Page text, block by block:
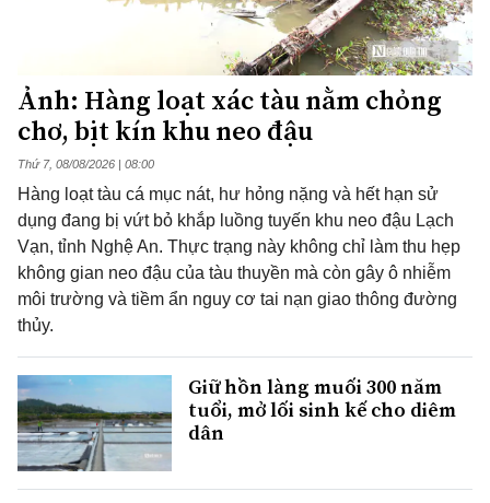
Ảnh: Hàng loạt xác tàu nằm chỏng
chơ, bịt kín khu neo đậu
Thứ 7, 08/08/2026 | 08:00
Hàng loạt tàu cá mục nát, hư hỏng nặng và hết hạn sử
dụng đang bị vứt bỏ khắp luồng tuyến khu neo đậu Lạch
Vạn, tỉnh Nghệ An. Thực trạng này không chỉ làm thu hẹp
không gian neo đậu của tàu thuyền mà còn gây ô nhiễm
môi trường và tiềm ẩn nguy cơ tai nạn giao thông đường
thủy.
Giữ hồn làng muối 300 năm
tuổi, mở lối sinh kế cho diêm
dân